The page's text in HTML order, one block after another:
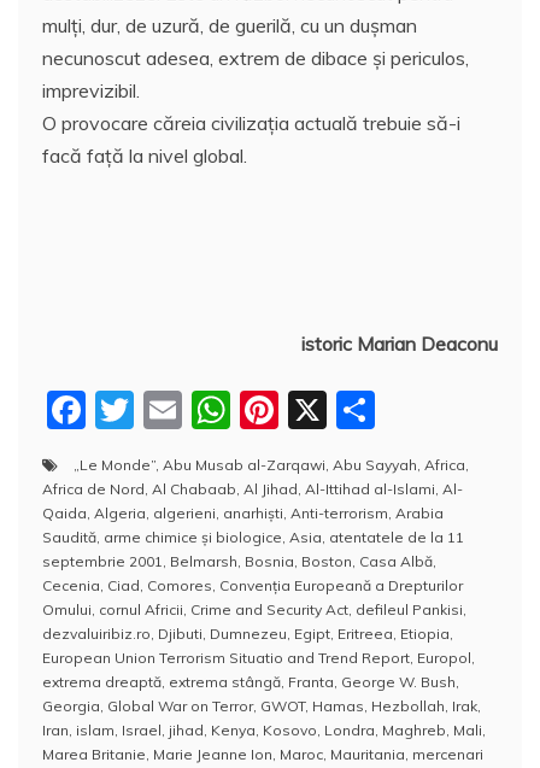
mulţi, dur, de uzură, de guerilă, cu un duşman
necunoscut adesea, extrem de dibace şi periculos,
imprevizibil.
O provocare căreia civilizaţia actuală trebuie să-i
facă faţă la nivel global.
istoric Marian Deaconu
F
a
c
e
b
o
o
k
T
w
itt
er
E
m
ai
l
W
h
at
s
A
p
p
Pi
er
e
st
X
rt
aj
e
a
z
ă
„Le Monde”, Abu Musab al-Zarqawi, Abu Sayyah, Africa,
Africa de Nord, Al Chabaab, Al Jihad, Al-Ittihad al-Islami, Al-
Qaida, Algeria, algerieni, anarhişti, Anti-terrorism, Arabia
Saudită, arme chimice şi biologice, Asia, atentatele de la 11
septembrie 2001, Belmarsh, Bosnia, Boston, Casa Albă,
Cecenia, Ciad, Comores, Convenţia Europeană a Drepturilor
Omului, cornul Africii, Crime and Security Act, defileul Pankisi,
dezvaluiribiz.ro, Djibuti, Dumnezeu, Egipt, Eritreea, Etiopia,
European Union Terrorism Situatio and Trend Report, Europol,
extrema dreaptă, extrema stângă, Franta, George W. Bush,
Georgia, Global War on Terror, GWOT, Hamas, Hezbollah, Irak,
Iran, islam, Israel, jihad, Kenya, Kosovo, Londra, Maghreb, Mali,
Marea Britanie, Marie Jeanne Ion, Maroc, Mauritania, mercenari